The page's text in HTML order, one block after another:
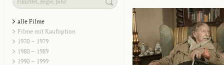
alle Filme
Filme mit Kaufoption
1970 – 1979
1980 – 1989
1990 – 1999